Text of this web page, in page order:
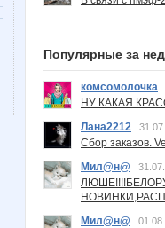
Популярные за
комсомолочка
НУ КАКАЯ
Лана2212
Сбор заказов.
Мил@н@
Мил@н@